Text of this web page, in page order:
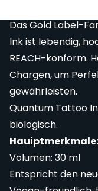
Das Gold Label-
Ink ist lebendig,
REACH-konform.
Chargen, um
gewährleisten.
Quantum Tattoo
biologisch.
Hauiptmerkmale:
Volumen: 30 ml
Entspricht den